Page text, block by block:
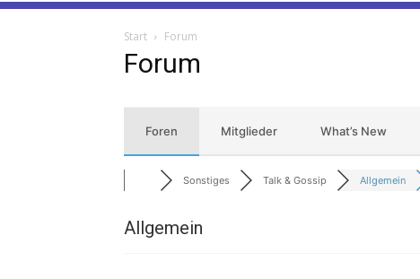
Start Forum
Forum
Foren Mitglieder What’s New
Sonstiges Talk & Gossip Allgemein
Allgemein